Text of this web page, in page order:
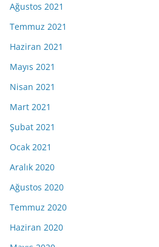
Ağustos 2021
Temmuz 2021
Haziran 2021
Mayıs 2021
Nisan 2021
Mart 2021
Şubat 2021
Ocak 2021
Aralık 2020
Ağustos 2020
Temmuz 2020
Haziran 2020